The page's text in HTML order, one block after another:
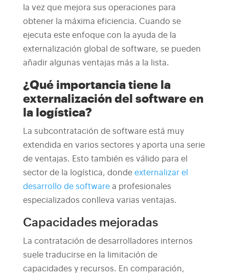
la vez que mejora sus operaciones para
obtener la máxima eficiencia. Cuando se
ejecuta este enfoque con la ayuda de la
externalización global de software, se pueden
añadir algunas ventajas más a la lista.
¿Qué importancia tiene la
externalización del software en
la logística?
La subcontratación de software está muy
extendida en varios sectores y aporta una serie
de ventajas. Esto también es válido para el
sector de la logística, donde externalizar el
desarrollo de software a profesionales
especializados conlleva varias ventajas.
Capacidades mejoradas
La contratación de desarrolladores internos
suele traducirse en la limitación de
capacidades y recursos. En comparación,